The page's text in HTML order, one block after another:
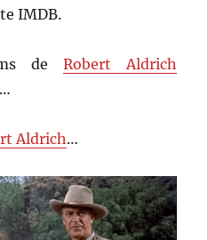
IMDB.
de Robert Aldrich
Aldrich…